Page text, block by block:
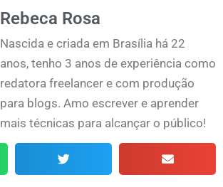
Rebeca Rosa
Nascida e criada em Brasília há 22
anos, tenho 3 anos de experiência como
redatora freelancer e com produção
para blogs. Amo escrever e aprender
mais técnicas para alcançar o público!